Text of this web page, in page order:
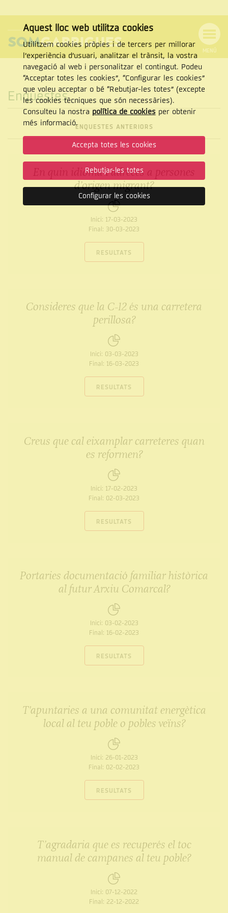
NAVEGACIÓ
MENÚ
Cercar
Enquestes
ENQUESTES ANTERIORS
En quin idioma t’adreces a persones
d’origen migrant?
Inici: 17-03-2023
Final: 30-03-2023
RESULTATS
Consideres que la C-12 és una carretera
perillosa?
Inici: 03-03-2023
Final: 16-03-2023
RESULTATS
Creus que cal eixamplar carreteres quan
es reformen?
Inici: 17-02-2023
Final: 02-03-2023
RESULTATS
Portaries documentació familiar històrica
al futur Arxiu Comarcal?
Inici: 03-02-2023
Final: 16-02-2023
RESULTATS
T'apuntaries a una comunitat energètica
local al teu poble o pobles veïns?
Inici: 26-01-2023
Final: 02-02-2023
RESULTATS
T’agradaria que es recuperés el toc
manual de campanes al teu poble?
Inici: 07-12-2022
Final: 22-12-2022
Aquest lloc web utilitza cookies
Utilitzem cookies pròpies i de tercers per millorar
l’experiència d’usuari, analitzar el trànsit, la vostra
navegació al web i personalitzar el contingut. Podeu
“Acceptar totes les cookies”, “Configurar les cookies”
que voleu acceptar o bé “Rebutjar-les totes” (excepte
les cookies tècniques que són necessàries).
Consulteu la nostra política de cookiesper obtenir
més informació.
Accepta totes les cookies
Rebutjar-les totes
Configurar les cookies